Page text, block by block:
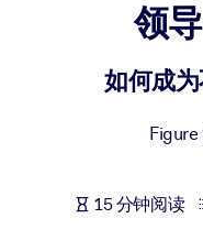
面向 LMS/LXP
将简短且经过验证的知
面向企业图书馆
领
如何成
Figure
15 分钟阅读